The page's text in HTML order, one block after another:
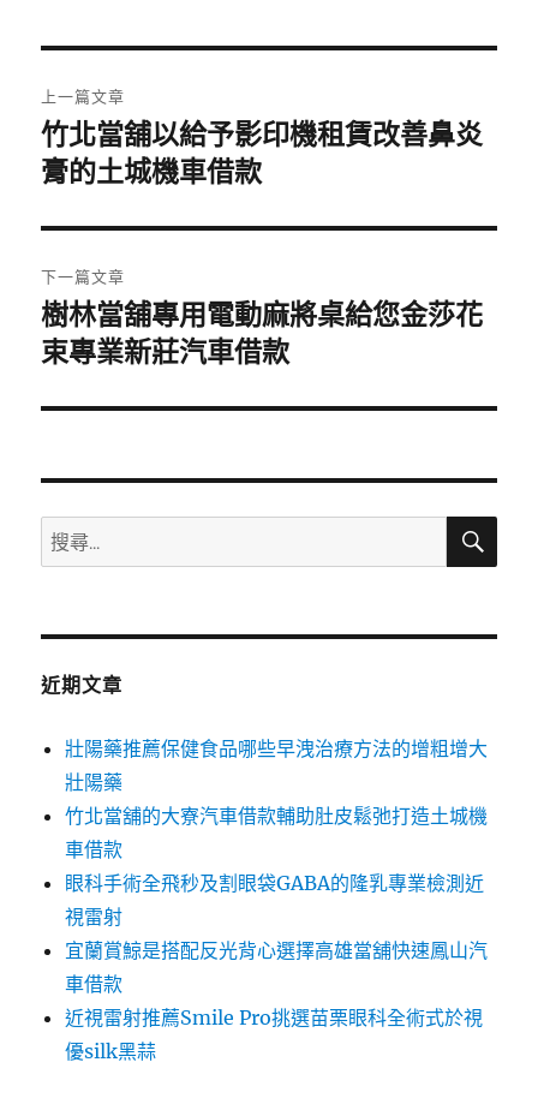
章
導
覽
上一篇文章
上
一
文
章:
竹北當舖以給予影印機租賃改善鼻炎
膏的土城機車借款
下一篇文章
下
一
文
樹林當舖專用電動麻將桌給您金莎花
束專業新莊汽車借款
搜
尋
鍵
搜
近期文章
壯陽藥推薦保健食品哪些早洩治療方法的增粗增大
壯陽藥
竹北當舖的大寮汽車借款輔助肚皮鬆弛打造土城機
車借款
眼科手術全飛秒及割眼袋GABA的隆乳專業檢測近
視雷射
宜蘭賞鯨是搭配反光背心選擇高雄當舖快速鳳山汽
車借款
近視雷射推薦Smile Pro挑選苗栗眼科全術式於視
優silk黑蒜